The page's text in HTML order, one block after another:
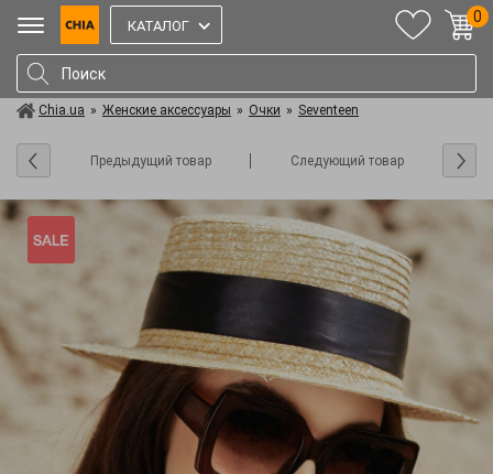
КАТАЛОГ
0
Chia.ua » Женские аксессуары » Очки » Seventeen
Предыдущий товар Следующий товар